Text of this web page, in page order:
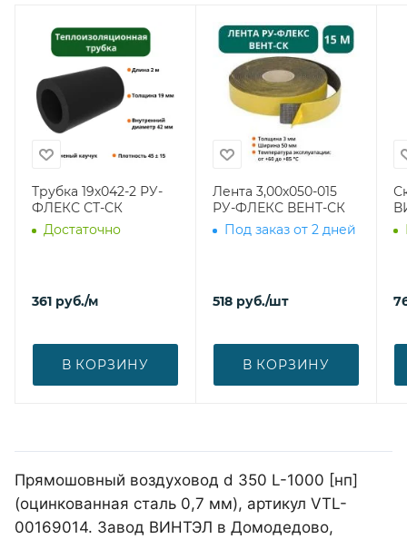
Трубка 19х042-2 РУ-
ФЛЕКС СТ-СК
Достаточно
361 руб./м
В КОРЗИНУ
Лента 3,00х050-015
РУ-ФЛЕКС ВЕНТ-СК
Под заказ от 2 дней
518 руб./шт
В КОРЗИНУ
Прямошовный воздуховод d 350 L-1000 [нп]
(оцинкованная сталь 0,7 мм), артикул VTL-
00169014. Завод ВИНТЭЛ в Домодедово,